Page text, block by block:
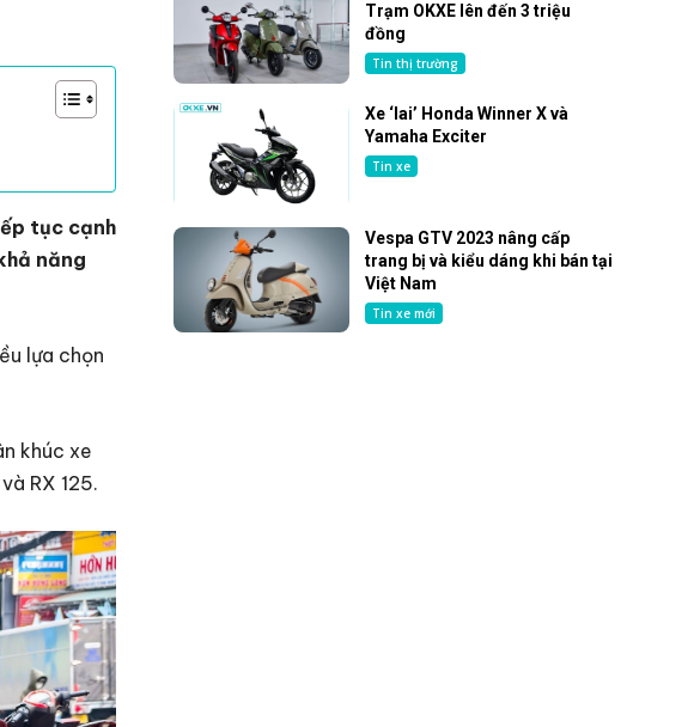
tục cạnh
năng
lựa chọn
khúc xe
RX 125.
Trạm OKXE lên đến 3 triệu
đồng
Tin thị trường
Xe ‘lai’ Honda Winner X và
Yamaha Exciter
Tin xe
Vespa GTV 2023 nâng cấp
trang bị và kiểu dáng khi bán tại
Việt Nam
Tin xe mới